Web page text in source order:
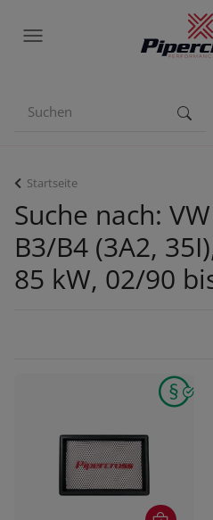
Startseite
Suche nach:
B3/B4 (3A2,
85 kW, 02/90